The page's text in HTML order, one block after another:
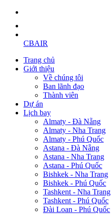
CBAIR
Trang chủ
Giới thiệu
Về chúng tôi
Ban lãnh đạo
Thành viên
Dự án
Lịch bay
Almaty - Đà Nẵng
Almaty - Nha Trang
Almaty - Phú Quốc
Astana - Đà Nẵng
Astana - Nha Trang
Astana - Phú Quốc
Bishkek - Nha Trang
Bishkek - Phú Quốc
Tashkent - Nha Trang
Tashkent - Phú Quốc
Đài Loan - Phú Quốc